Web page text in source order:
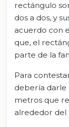
rectángulo
dos a dos, y
acuerdo con
que, el
parte de la
Para
debería darle
metros que
alrededor del